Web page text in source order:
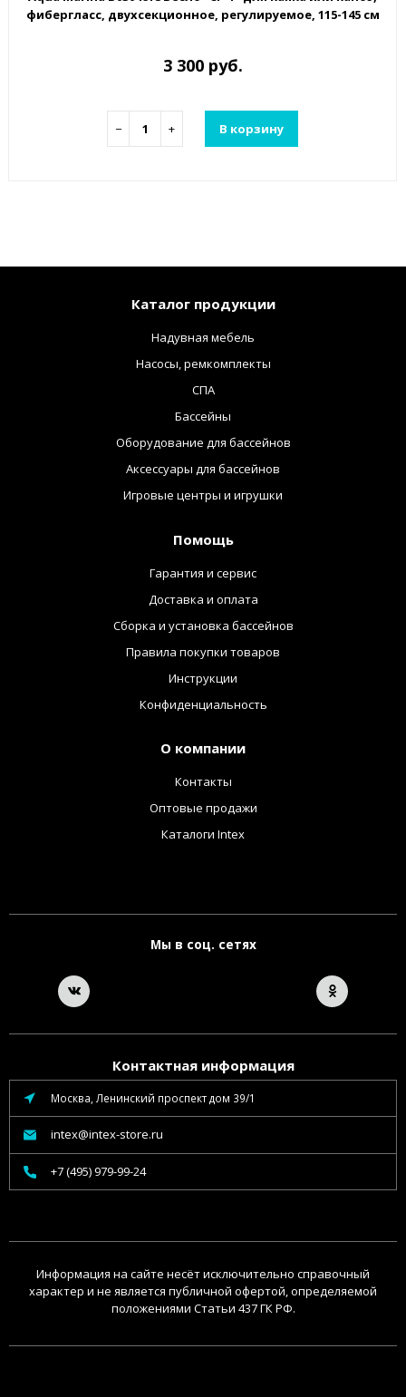
фибергласс, двухсекционное, регулируемое, 115-145 см
3 300 руб.
− + В корзину
Каталог продукции
Надувная мебель
Насосы, ремкомплекты
СПА
Бассейны
Оборудование для бассейнов
Аксессуары для бассейнов
Игровые центры и игрушки
Помощь
Гарантия и сервис
Доставка и оплата
Сборка и установка бассейнов
Правила покупки товаров
Инструкции
Конфиденциальность
О компании
Контакты
Оптовые продажи
Каталоги Intex
Мы в соц. сетях
Контактная информация
Москва, Ленинский проспект дом 39/1
intex@intex-store.ru
+7 (495) 979-99-24
Информация на сайте несёт исключительно справочный
характер и не является публичной офертой, определяемой
положениями Статьи 437 ГК РФ.